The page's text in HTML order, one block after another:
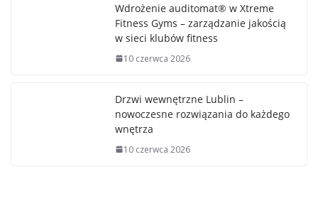
Wdrożenie auditomat® w Xtreme
Fitness Gyms – zarządzanie jakością
w sieci klubów fitness
10 czerwca 2026
Drzwi wewnętrzne Lublin –
nowoczesne rozwiązania do każdego
wnętrza
10 czerwca 2026